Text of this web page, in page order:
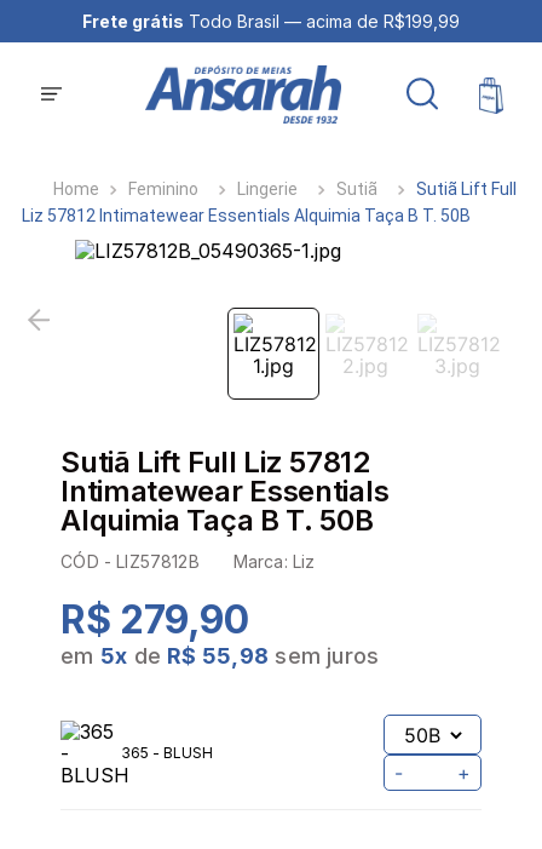
Frete grátis Todo Brasil — acima de R$199,99
Feminino Lingerie Sutiã
Sutiã Lift Full
Liz 57812 Intimatewear Essentials Alquimia Taça B T. 50B
Sutiã Lift Full Liz 57812
Intimatewear Essentials
Alquimia Taça B T. 50B
CÓD -LIZ57812B Marca:Liz
R$ 279,90
em 5x de R$ 55,98 sem juros
365 - BLUSH
- +